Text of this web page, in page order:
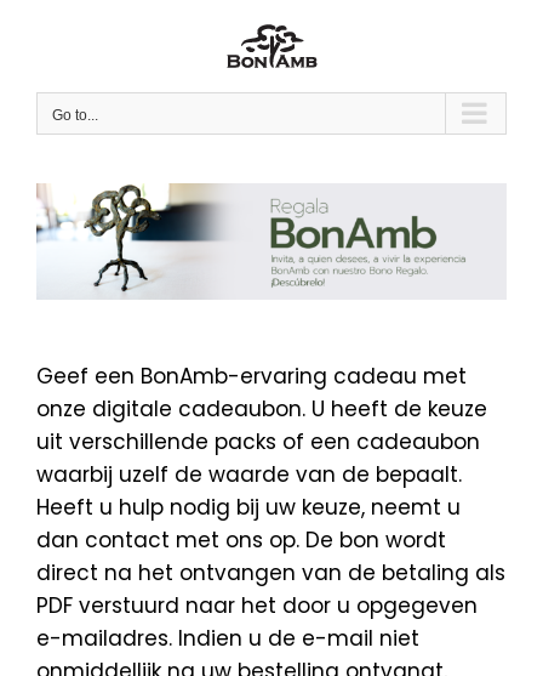
Go to...
Geef een BonAmb-ervaring cadeau met
onze digitale cadeaubon. U heeft de keuze
uit verschillende packs of een cadeaubon
waarbij uzelf de waarde van de bepaalt.
Heeft u hulp nodig bij uw keuze, neemt u
dan contact met ons op. De bon wordt
direct na het ontvangen van de betaling als
PDF verstuurd naar het door u opgegeven
e-mailadres. Indien u de e-mail niet